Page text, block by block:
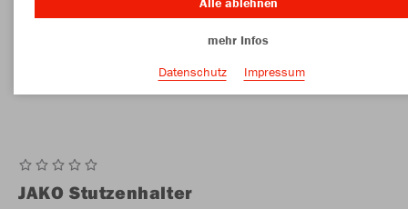
JAKO Stutzenhalter
mehr Infos
Datenschutz
Impressum